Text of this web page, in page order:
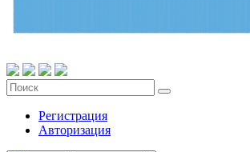
Регистрация
Авторизация